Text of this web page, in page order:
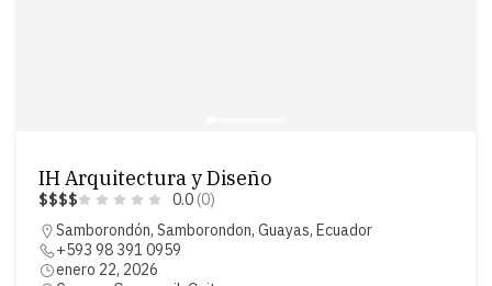
IH Arquitectura y Diseño
$$$$ 0.0 (0)
Samborondón, Samborondon, Guayas, Ecuador
+593 98 391 0959
enero 22, 2026